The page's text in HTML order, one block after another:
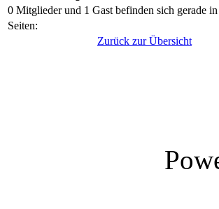
0 Mitglieder und 1 Gast befinden sich gerade
Seiten:
Zurück zur Übersicht